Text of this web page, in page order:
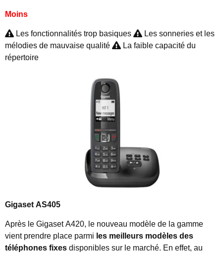
Moins
Les fonctionnalités trop basiques
Les sonneries et les
mélodies de mauvaise qualité
La faible capacité du
répertoire
Gigaset AS405
Après le Gigaset A420, le nouveau modèle de la gamme
vient prendre place parmi les meilleurs modèles des
téléphones fixes disponibles sur le marché. En effet, au